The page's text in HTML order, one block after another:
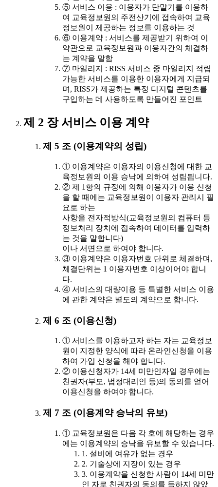
⑤ 서비스 이용 : 이용자가 단말기를 이용하
여 교육정보원의 주전산기에 접속하여 교육
정보원이 제공하는 정보를 이용하는 것
⑥ 이용계약 : 서비스를 제공받기 위하여 이
약관으로 교육정보원과 이용자간의 체결하
는 계약을 말함
⑦ 마일리지 : RISS 서비스 중 마일리지 적립
가능한 서비스를 이용한 이용자에게 지급되
며, RISS가 제공하는 특정 디지털 콘텐츠를
구입하는 데 사용하도록 만들어진 포인트
제 2 장 서비스 이용 계약
제 5 조 (이용계약의 성립)
① 이용계약은 이용자의 이용신청에 대한 교
육정보원의 이용 승낙에 의하여 성립됩니다.
② 제 1항의 규정에 의해 이용자가 이용 신청
을 할 때에는 교육정보원이 이용자 관리시 필
요로 하는
사항을 전자적방식(교육정보원의 컴퓨터 등
정보처리 장치에 접속하여 데이터를 입력하
는 것을 말합니다)
이나 서면으로 하여야 합니다.
③ 이용계약은 이용자번호 단위로 체결하며,
체결단위는 1 이용자번호 이상이어야 합니
다.
④ 서비스의 대량이용 등 특별한 서비스 이용
에 관한 계약은 별도의 계약으로 합니다.
제 6 조 (이용신청)
① 서비스를 이용하고자 하는 자는 교육정보
원이 지정한 양식에 따라 온라인신청을 이용
하여 가입 신청을 해야 합니다.
② 이용신청자가 14세 미만인자일 경우에는
친권자(부모, 법정대리인 등)의 동의를 얻어
이용신청을 하여야 합니다.
제 7 조 (이용계약 승낙의 유보)
① 교육정보원은 다음 각 호에 해당하는 경우
에는 이용계약의 승낙을 유보할 수 있습니다.
1. 설비에 여유가 없는 경우
2. 기술상에 지장이 있는 경우
3. 이용계약을 신청한 사람이 14세 미만
인 자로 친권자의 동의를 득하지 않았